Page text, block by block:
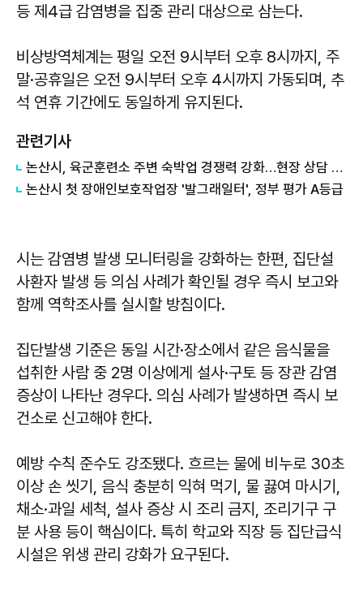
등 제4급 감염병을 집중 관리 대상으로 삼는다.
비상방역체계는 평일 오전 9시부터 오후 8시까지, 주
말·공휴일은 오전 9시부터 오후 4시까지 가동되며, 추
석 연휴 기간에도 동일하게 유지된다.
관련기사
논산시, 육군훈련소 주변 숙박업 경쟁력 강화…현장 상담 재개
논산시 첫 장애인보호작업장 '발그래일터', 정부 평가 A등급
시는 감염병 발생 모니터링을 강화하는 한편, 집단설
사환자 발생 등 의심 사례가 확인될 경우 즉시 보고와
함께 역학조사를 실시할 방침이다.
집단발생 기준은 동일 시간·장소에서 같은 음식물을
섭취한 사람 중 2명 이상에게 설사·구토 등 장관 감염
증상이 나타난 경우다. 의심 사례가 발생하면 즉시 보
건소로 신고해야 한다.
예방 수칙 준수도 강조됐다. 흐르는 물에 비누로 30초
이상 손 씻기, 음식 충분히 익혀 먹기, 물 끓여 마시기,
채소·과일 세척, 설사 증상 시 조리 금지, 조리기구 구
분 사용 등이 핵심이다. 특히 학교와 직장 등 집단급식
시설은 위생 관리 강화가 요구된다.